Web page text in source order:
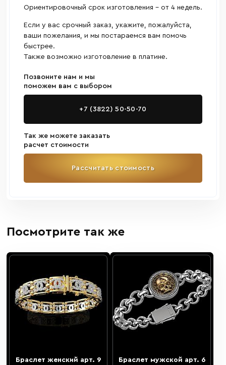
Ориентировочный срок изготовления - от 4 недель.
Если у вас срочный заказ, укажите, пожалуйста,
ваши пожелания, и мы постараемся вам помочь
быстрее.
Также возможно изготовление в платине.
Позвоните нам и мы
поможем вам с выбором
+7 (3822) 50-50-70
Так же можете заказать
расчет стоимости
Рассчитать стоимость
Посмотрите так же
Браслет женский арт. 9 Браслет мужской арт. 6